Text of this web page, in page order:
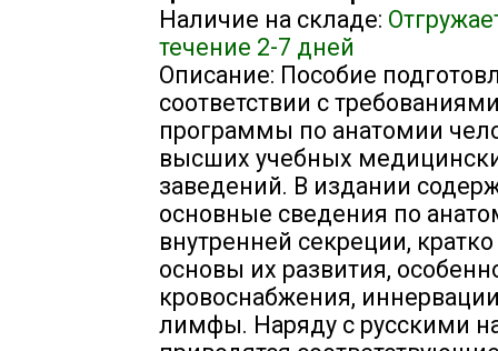
Наличие на складе:
течение 2-7 дней
Описание: Пособие
соответствии с
программы по анатомии
высших учебных
заведений. В издании
основные сведения по
внутренней секреции,
основы их развития,
кровоснабжения,
лимфы. Наряду с русскими